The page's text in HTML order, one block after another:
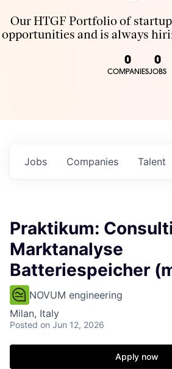
Our HTGF Portfolio of
opportunities and is always
0
COMPANIES
0
JOBS
Jobs Companies Talent
Praktikum:
Marktanalyse
Batteriespeicher
NOVUM engineering
Milan, Italy
Posted on Jun 12, 2026
Apply now